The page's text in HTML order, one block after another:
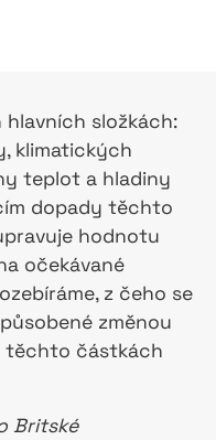
složkách:
klimatických
teplot a hladiny
dopady těchto
hodnotu
očekávané
z čeho se
změnou
těchto částkách
Britské